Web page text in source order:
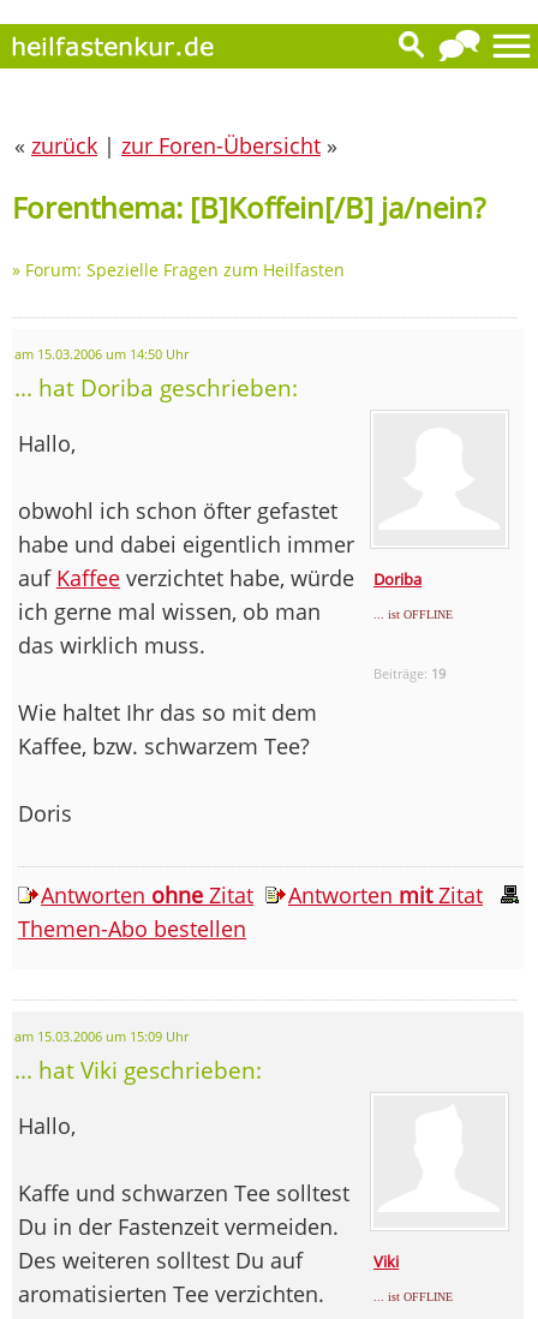
« zurück | zur Foren-Übersicht »
Forenthema: [B]Koffein[/B] ja/nein?
» Forum: Spezielle Fragen zum Heilfasten
am 15.03.2006 um 14:50 Uhr
... hat Doriba geschrieben:
Doriba
... ist OFFLINE
Beiträge: 19
Hallo,
obwohl ich schon öfter gefastet
habe und dabei eigentlich immer
auf Kaffee verzichtet habe, würde
ich gerne mal wissen, ob man
das wirklich muss.
Wie haltet Ihr das so mit dem
Kaffee, bzw. schwarzem Tee?
Doris
Antworten ohne Zitat Antworten mitZitat
Themen-Abo bestellen
am 15.03.2006 um 15:09 Uhr
... hat Viki geschrieben:
Viki
... ist OFFLINE
Hallo,
Kaffe und schwarzen Tee solltest
Du in der Fastenzeit vermeiden.
Des weiteren solltest Du auf
aromatisierten Tee verzichten.